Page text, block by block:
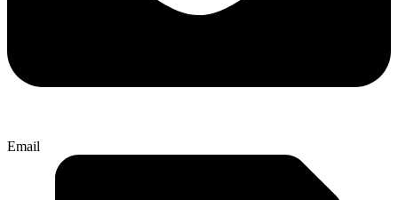
Email